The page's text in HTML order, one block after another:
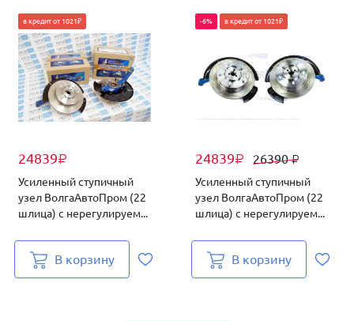
24839₽
в кредит от 1021₽
Усиленный ступичный
узел ВолгаАвтоПром (22
шлица) с нерегулируем...
В корзину
24839₽ 26390₽
-6% в кредит от 1021₽
Усиленный ступичный
узел ВолгаАвтоПром (22
шлица) с нерегулируем...
В корзину